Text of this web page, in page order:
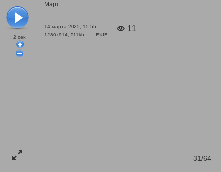
2 сек.
Март
14 марта 2025, 15:55
1280x914, 511kb
EXIF
11
31/64